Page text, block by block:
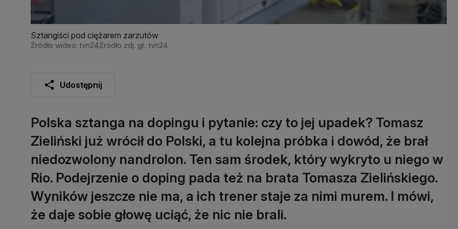
Sztangiści pod ciężarem zarzutów
Źródło wideo: tvn24Źródło zdj. gł.: tvn24
Udostępnij
Polska sztanga na dopingu i pytanie: czy to jej upadek? Tomasz
Zieliński już wrócił do Polski, a tu kolejna próbka i dowód, że brał
niedozwolony nandrolon. Ten sam środek, który wykryto u niego w
Rio. Podejrzenie o doping pada też na brata Tomasza Zielińskiego.
Wyników jeszcze nie ma, a ich trener staje za nimi murem. I mówi,
że daje sobie głowę uciąć, że nic nie brali.